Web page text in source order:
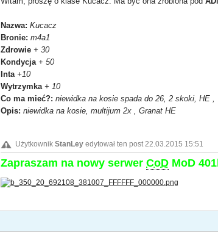
Nazwa: Kucacz
Bronie: m4a1
Zdrowie+ 30
Kondycja + 50
Inta +10
Wytrzymka + 10
Co ma mieć?: niewidka na kosie spada do 26, 2 skoki, HE ,
Opis: niewidka na kosie, multijum 2x , Granat HE
UżytkownikStanLey edytował ten post 22.03.2015 15:51
Zapraszam na nowy serwerCoD MoD